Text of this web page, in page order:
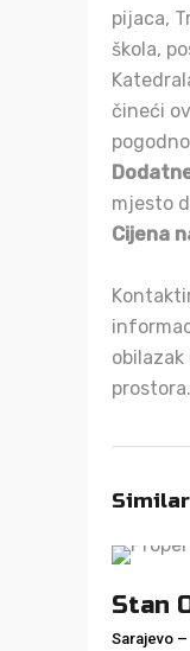
pijaca,
škola,
čineći
mjesto
Cijena
prostora.
Stan
Sarajevo –